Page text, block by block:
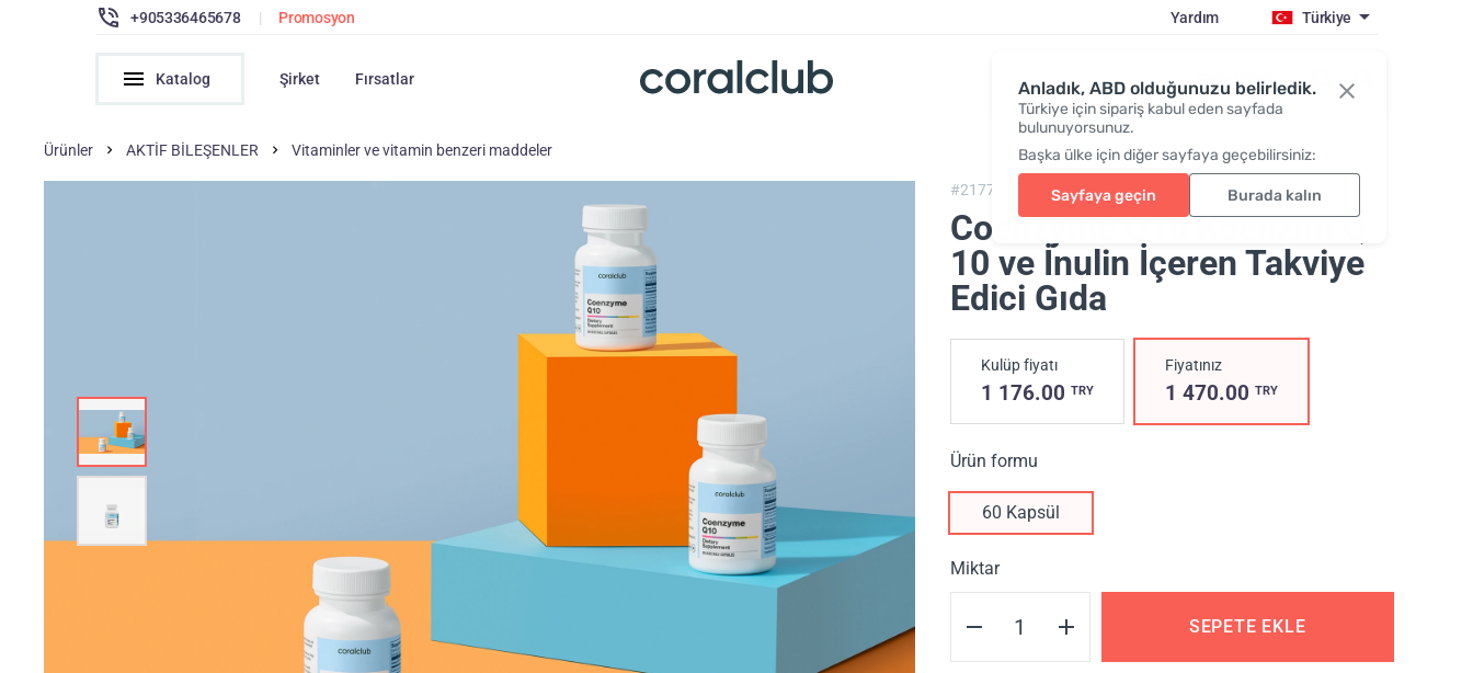
Anladık, ABD olduğunuzu belirledik.
Türkiye için sipariş kabul eden sayfada
bulunuyorsunuz.
Başka ülke için diğer sayfaya geçebilirsiniz:
Sayfaya geçin Burada kalın
+905336465678 | Promosyon Yardım Türkiye
Katalog Şirket Fırsatlar Giriş / Katıl
Ürünler AKTİF BİLEŞENLER Vitaminler ve vitamin benzeri maddeler
#2177, Coenzyme Q10
Coenzyme Q10 Koenzim Q
10 ve İnulin İçeren Takviye
Edici Gıda
Kulüp fiyatı
1 176.00 TRY
Fiyatınız
1 470.00 TRY
Ürün formu
60 Kapsül
Miktar
SEPETE EKLE